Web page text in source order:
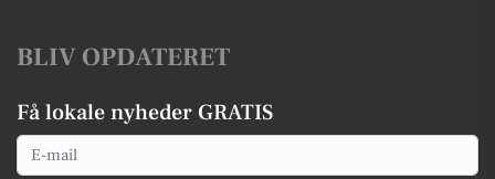
BLIV OPDATERET
Få lokale nyheder GRATIS
Email